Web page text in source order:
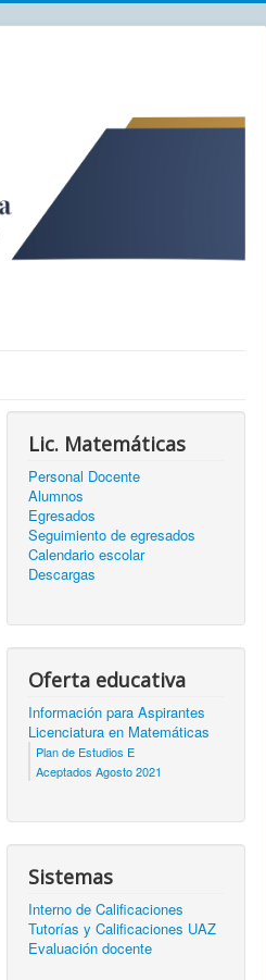
Lic. Matemáticas
Personal Docente
Alumnos
Egresados
Seguimiento de egresados
Calendario escolar
Descargas
Oferta educativa
Información para Aspirantes
Licenciatura en Matemáticas
Plan de Estudios E
Aceptados Agosto 2021
Sistemas
Interno de Calificaciones
Tutorías y Calificaciones UAZ
Evaluación docente